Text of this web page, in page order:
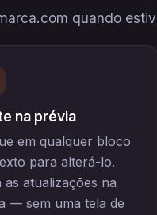
quando
na prévia
em qualquer bloco
para alterá-lo.
as atualizações na
— sem uma tela de